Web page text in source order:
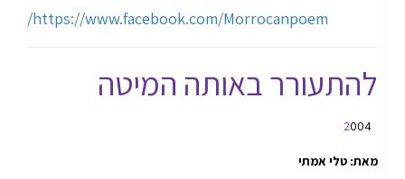
https://www.facebook.com/Morrocanpoem/
להתעורר באותה המיטה
2004
מאת: טלי אמתי